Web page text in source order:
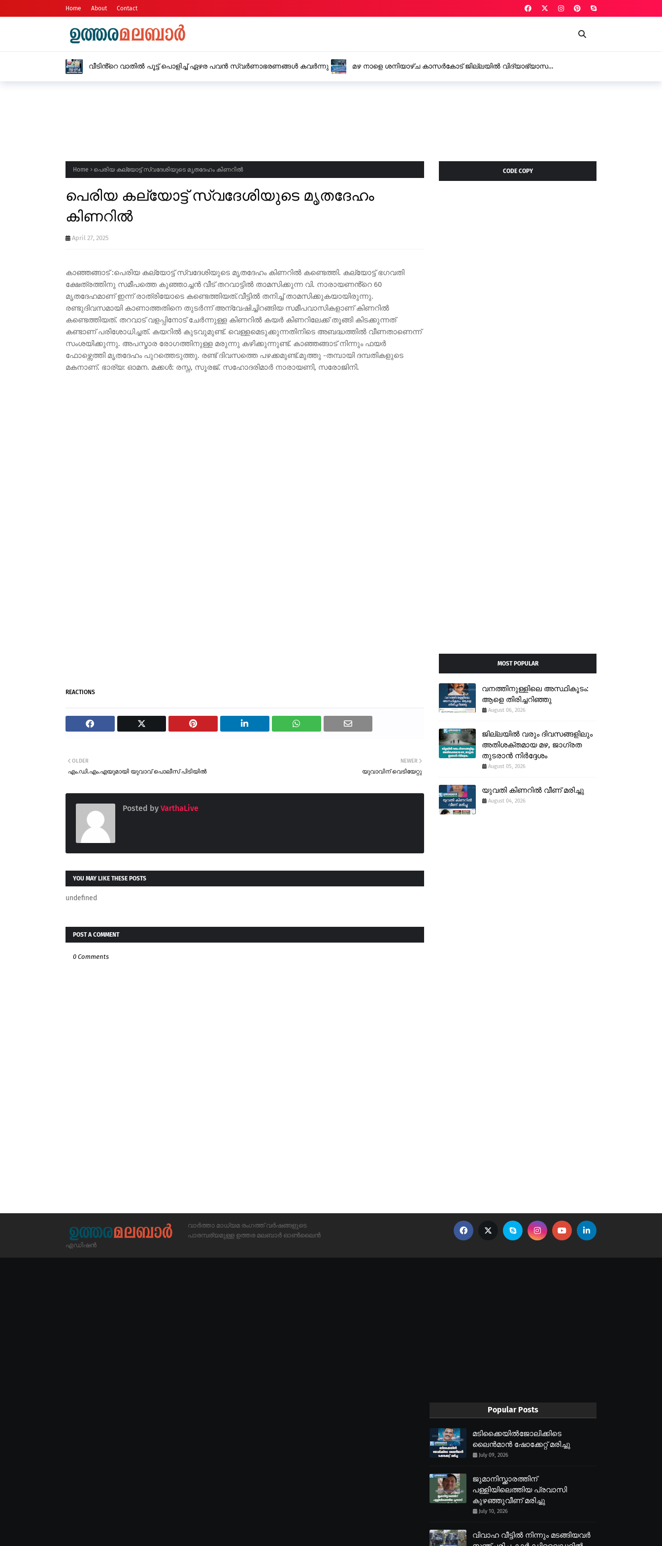
Home About Contact
വീടിൻ്റെ വാതിൽ പൂട്ട് പൊളിച്ച് ഏഴര പവൻ സ്വർണാഭരണങ്ങൾ കവർന്നു
മഴ നാളെ ശനിയാഴ്ച കാസർകോട് ജില്ലയിൽ വിദ്യാഭ്യാസ
Home പെരിയ കല്യോട്ട് സ്വദേശിയുടെ മൃതദേഹം കിണറിൽ
പെരിയ കല്യോട്ട് സ്വദേശിയുടെ മൃതദേഹം
കിണറിൽ
April 27, 2025
കാഞ്ഞങ്ങാട് :പെരിയ കല്യോട്ട് സ്വദേശിയുടെ മൃതദേഹം കിണറിൽ കണ്ടെത്തി. കല്യോട്ട് ഭഗവതി
ക്ഷേത്രത്തിനു സമീപത്തെ കുഞ്ഞാച്ചൻ വീട് തറവാട്ടിൽ താമസിക്കുന്ന വി. നാരായണൻ്റെ 60
മൃതദേഹമാണ് ഇന്ന് രാത്രിയോടെ കണ്ടെത്തിയത്.വീട്ടിൽ തനിച്ച് താമസിക്കുകയായിരുന്നു.
രണ്ടുദിവസമായി കാണാത്തതിനെ തുടർന്ന് അന്വേഷിച്ചിറങ്ങിയ സമീപവാസികളാണ് കിണറിൽ
കണ്ടെത്തിയത്. തറവാട് വളപ്പിനോട് ചേർന്നുള്ള കിണറിൽ കയർ കിണറിലേക്ക് തൂങ്ങി കിടക്കുന്നത്
കണ്ടാണ് പരിശോധിച്ചത്. കയറിൽ കുടവുമുണ്ട്. വെള്ളമെടുക്കുന്നതിനിടെ അബദ്ധത്തിൽ വീണതാണെന്ന്
സംശയിക്കുന്നു. അപസ്മാര രോഗത്തിനുള്ള മരുന്നു കഴിക്കുന്നുണ്ട്. കാഞ്ഞങ്ങാട് നിന്നും ഫയർ
ഫോഴ്സെത്തി മൃതദേഹം പുറത്തെടുത്തു. രണ്ട് ദിവസത്തെ പഴക്കമുണ്ട്.മുത്തു -തമ്പായി ദമ്പതികളുടെ
മകനാണ്. ഭാര്യ: ഓമന. മക്കൾ: രസ്ന, സൂരജ്. സഹോദരിമാർ നാരായണി, സരോജിനി.
REACTIONS
NEWER
യുവാവിന് വെടിയേറ്റു
OLDER
എം.ഡി.എം.എയുമായി യുവാവ് പൊലീസ് പിടിയിൽ
Posted by VarthaLive
YOU MAY LIKE THESE POSTS
undefined
POST A COMMENT
0 Comments
CODE COPY
MOST POPULAR
വനത്തിനുള്ളിലെ അസ്ഥികൂടം:
ആളെ തിരിച്ചറിഞ്ഞു
August 06, 2026
ജില്ലയിൽ വരും ദിവസങ്ങളിലും
അതിശക്തമായ മഴ, ജാഗ്രത
തുടരാൻ നിർദ്ദേശം
August 05, 2026
യുവതി കിണറിൽ വീണ് മരിച്ചു
August 04, 2026
വാർത്താ മാധ്യമ രംഗത്ത് വർഷങ്ങളുടെ
പാരമ്പര്യമുള്ള ഉത്തര മലബാർ ഓൺലൈൻ
എഡിഷൻ
Popular Posts
മടിക്കൈയിൽജോലിക്കിടെ
ലൈൻമാൻ ഷോക്കേറ്റ് മരിച്ചു
July 09, 2026
ജുമാനിസ്ക്കാരത്തിന്
പള്ളിയിലെത്തിയ പ്രവാസി
കുഴഞ്ഞുവീണ് മരിച്ചു
July 10, 2026
വിവാഹ വീട്ടിൽ നിന്നും മടങ്ങിയവർ